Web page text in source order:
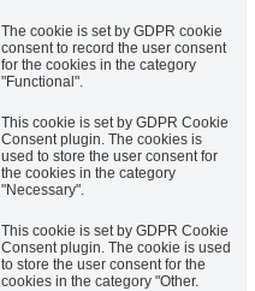
The cookie is set by GDPR cookie
consent to record the user consent
for the cookies in the category
"Functional".
This cookie is set by GDPR Cookie
Consent plugin. The cookies is
used to store the user consent for
the cookies in the category
"Necessary".
This cookie is set by GDPR Cookie
Consent plugin. The cookie is used
to store the user consent for the
cookies in the category "Other.